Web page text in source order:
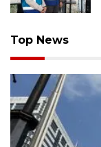
Top News